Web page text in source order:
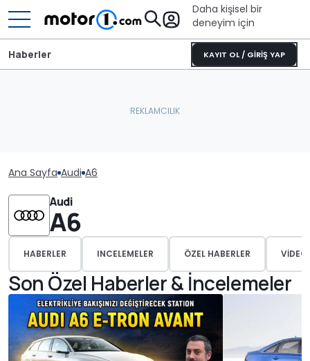
Daha kişisel bir
deneyim için
KAYIT OL / GİRİŞ YAP
Haberler
Ana Sayfa Audi A6
Audi
A6
HABERLER INCELEMELER ÖZEL HABERLER
Son Özel Haberler & İncelemeler